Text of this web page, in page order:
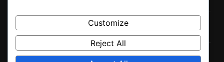
Zone définie : Ciblage de zone, Positionnement des
joueurs, Timing
Placement de la balle : Précision de la cible, Mouvement
Customize
Reject All